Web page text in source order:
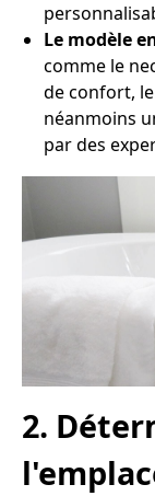
Le modèle
comme le
de confort,
néanmoins
par des
2.